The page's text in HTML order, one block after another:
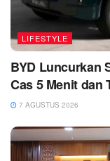
LIFESTYLE
BYD Luncurkan
Cas 5 Menit dan
7 AGUSTUS 2026